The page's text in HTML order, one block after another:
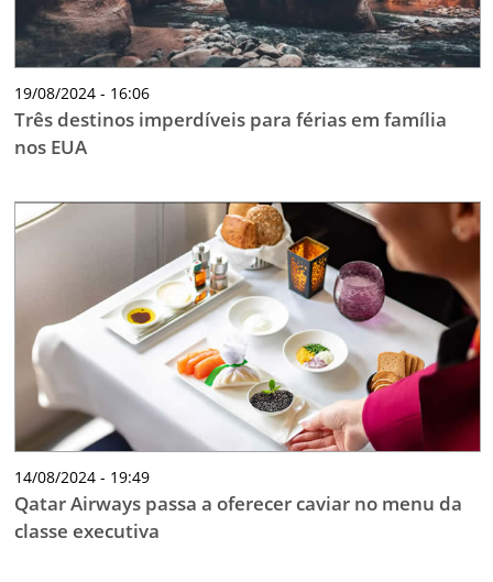
19/08/2024 - 16:06
Três destinos imperdíveis para férias em família
nos EUA
14/08/2024 - 19:49
Qatar Airways passa a oferecer caviar no menu da
classe executiva